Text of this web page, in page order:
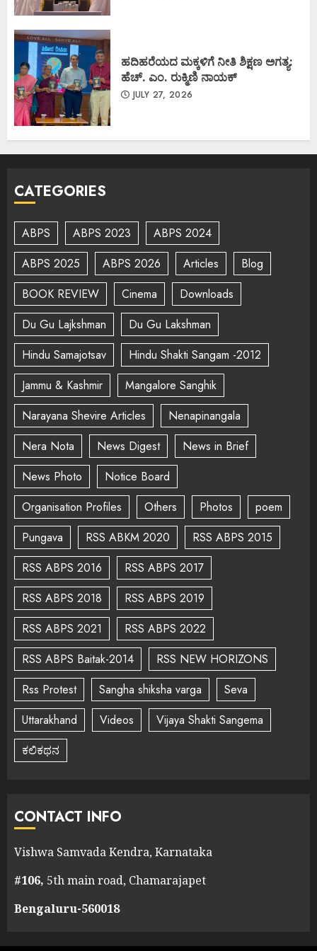
ಹದಿಹರೆಯದ ಮಕ್ಕಳಿಗೆ ನೀತಿ ಶಿಕ್ಷಣ ಅಗತ್ಯ:
ಹೆಚ್. ಎಂ. ರುಕ್ಮಿಣಿ ನಾಯಕ್
JULY 27, 2026
CATEGORIES
ABPS ABPS 2023
ABPS 2024
ABPS 2025
ABPS 2026 Articles
Blog
BOOK REVIEW
Cinema
Downloads
Du Gu Lajkshman
Du Gu Lakshman
Hindu Samajotsav
Hindu Shakti Sangam -2012
Jammu & Kashmir
Mangalore Sanghik
Narayana Shevire Articles
Nenapinangala
Nera Nota
News Digest
News in Brief
News Photo
Notice Board
Organisation Profiles
Others Photos
poem
Pungava
RSS ABKM 2020
RSS ABPS 2015
RSS ABPS 2016
RSS ABPS 2017
RSS ABPS 2018
RSS ABPS 2019
RSS ABPS 2021
RSS ABPS 2022
RSS ABPS Baitak-2014
RSS NEW HORIZONS
Rss Protest
Sangha shiksha varga
Seva
Uttarakhand
Videos
Vijaya Shakti Sangema
ಕಲಿಕಥನ
CONTACT INFO
Vishwa Samvada Kendra, Karnataka
#106, 5th main road, Chamarajapet
Bengaluru-560018